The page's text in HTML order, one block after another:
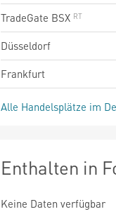
TradeGate BSX
Düsseldorf
Frankfurt
Alle Handelsplätze im
Enthalten in
Keine Daten verfügbar